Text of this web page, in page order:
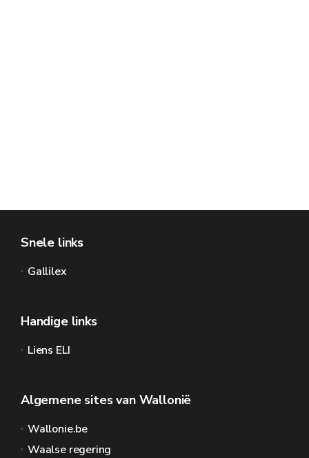
Snele links
Gallilex
Handige links
Liens ELI
Algemene sites van Wallonië
Wallonie.be
Waalse regering